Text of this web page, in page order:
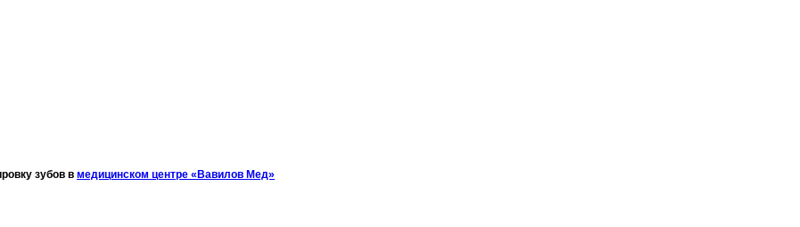
зубов в медицинском центре «Вавилов Мед»